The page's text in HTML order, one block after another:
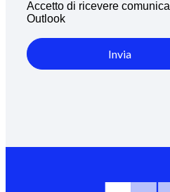
Accetto di ricevere
Outlook
Invia